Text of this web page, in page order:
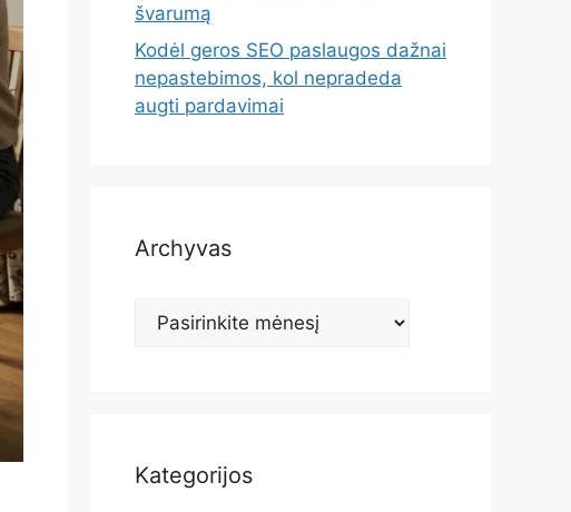
švarumą
Kodėl geros SEO paslaugos dažnai
nepastebimos, kol nepradeda
augti pardavimai
Archyvas
Archyvas
Kategorijos